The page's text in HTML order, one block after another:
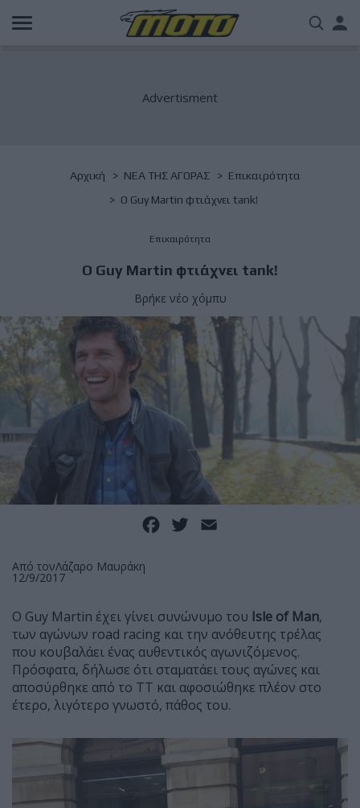
Παράκαμψη
προς
Breadcrumb
Αρχική NΕΑ ΤΗΣ ΑΓΟΡΑΣ
Επικαιρότητα
Ο Guy Martin φτιάχνει tank!
Επικαιρότητα
Ο Guy Martin φτιάχνει tank!
Βρήκε νέο χόμπυ
Facebook
Twitter
Από τονΛάζαρο Μαυράκη
12/9/2017
Ο Guy Martin έχει γίνει συνώνυμο του Isle of Man,
των αγώνων road racing και την ανόθευτης τρέλας
που κουβαλάει ένας αυθεντικός αγωνιζόμενος.
Πρόσφατα, δήλωσε ότι σταματάει τους αγώνες και
αποσύρθηκε από το ΤΤ και αφοσιώθηκε πλέον στο
έτερο, λιγότερο γνωστό, πάθος του.